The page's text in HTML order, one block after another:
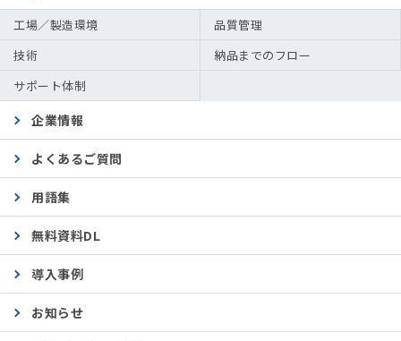
工場／製造環境
品質管理
技術
納品までのフロー
サポート体制
企業情報
よくあるご質問
用語集
無料資料DL
導入事例
お知らせ